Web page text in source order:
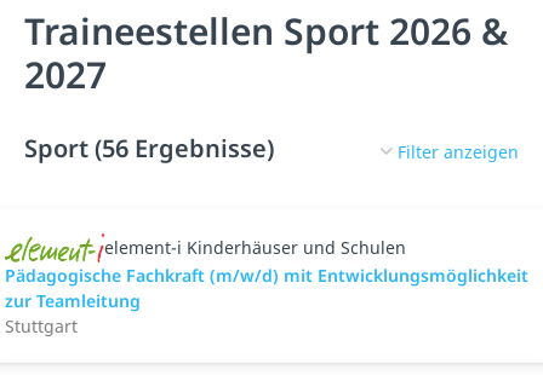
Traineestellen Sport 2026 &
2027
Sport (56 Ergebnisse) Filter anzeigen
element-i Kinderhäuser und Schulen
Pädagogische Fachkraft (m/w/d) mit Entwicklungsmöglichkeit
zur Teamleitung
Stuttgart